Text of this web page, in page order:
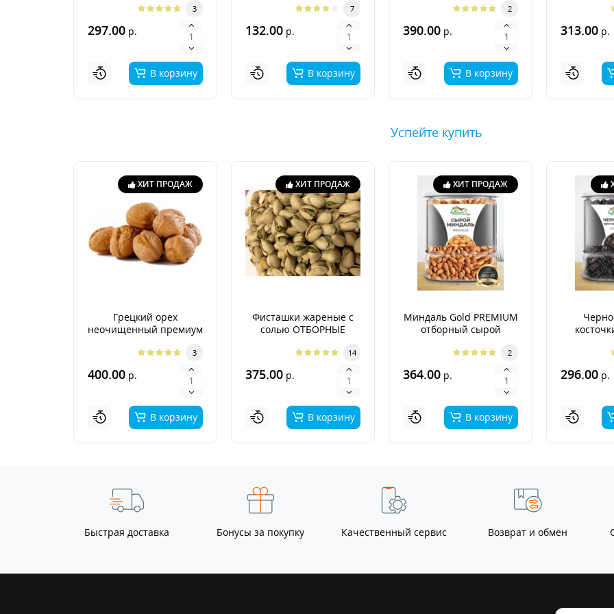
3
297.00 р.
В корзину
7
132.00 р.
В корзину
2
390.00 р.
В корзину
313.00 р.
Успейте купить
ХИТ ПРОДАЖ
Грецкий орех
неочищенный премиум
3
400.00 р.
В корзину
ХИТ ПРОДАЖ
Фисташки жареные с
солью ОТБОРНЫЕ
14
375.00 р.
В корзину
ХИТ ПРОДАЖ
Миндаль Gold PREMIUM
отборный сырой
2
364.00 р.
В корзину
296.00 р.
Быстрая доставка Бонусы за покупку Качественный сервис Возврат и обмен